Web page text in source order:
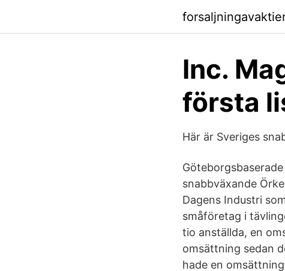
Inc.
första
Här är Sveriges
snabbväxande
Dagens Industri
småföretag i
tio anställda, en
omsättning sedan
hade en